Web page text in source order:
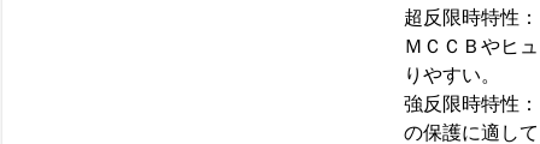
超反限時特性
ＭＣＣＢやヒ
りやすい。
強反限時特性
の保護に適し